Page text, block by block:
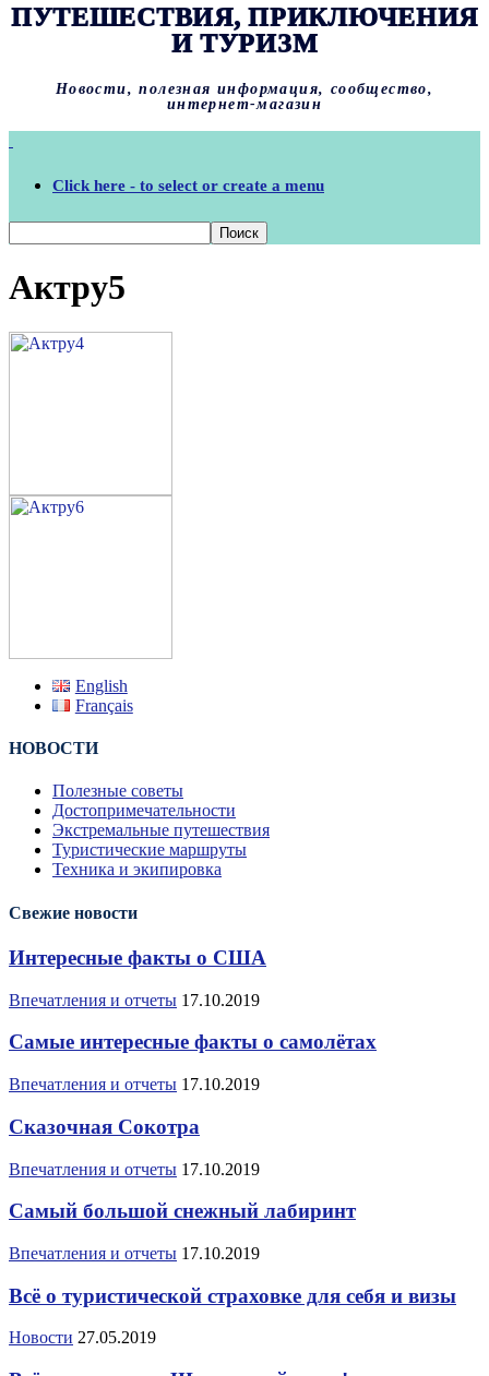
ПУТЕШЕСТВИЯ, ПРИКЛЮЧЕНИЯ
И ТУРИЗМ
Новости, полезная информация, сообщество,
интернет-магазин
Click here - to select or create a menu
Актру5
English
Français
НОВОСТИ
Полезные советы
Достопримечательности
Экстремальные путешествия
Туристические маршруты
Техника и экипировка
Свежие новости
Интересные факты о США
Впечатления и отчеты 17.10.2019
Самые интересные факты о самолётах
Впечатления и отчеты 17.10.2019
Сказочная Сокотра
Впечатления и отчеты 17.10.2019
Самый большой снежный лабиринт
Впечатления и отчеты 17.10.2019
Всё о туристической страховке для себя и визы
Новости 27.05.2019